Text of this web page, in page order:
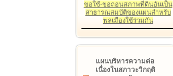
ขอใช้-ขอถอนสภาพที่ดินอันเป็น
สาธารณสมบัติของแผ่นสำหรับ
พลเมืองใช้ร่วมกัน
แผนบริหารความต่อ
เนื่องในสภาวะวิกฤติ